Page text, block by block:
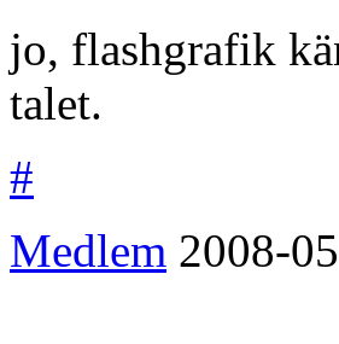
jo, flashgrafik
talet.
#
Medlem 2008-